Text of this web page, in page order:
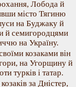
Лобода й
місто Тягиню
на Буджаку й
й семигородцями
на Україну.
козаками він
на Угорщину й
турків і татар.
за Дністер,